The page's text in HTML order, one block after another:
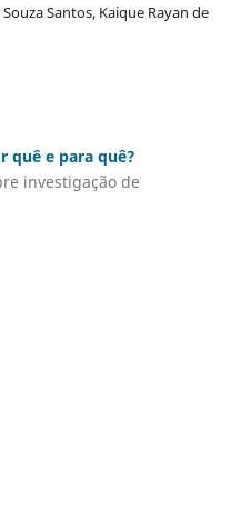
Santos, Kaique Rayan de
quê e para quê?
investigação de